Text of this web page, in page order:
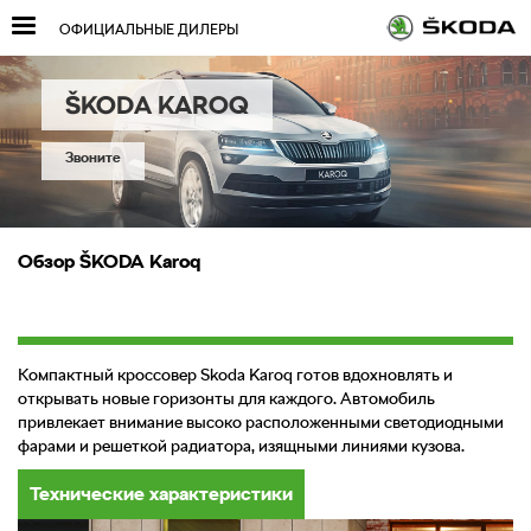
ОФИЦИАЛЬНЫЕ ДИЛЕРЫ
Skoda KAROQ
Звоните
Обзор SKODA Karoq
Компактный кроссовер Skoda Karoq готов вдохновлять и
открывать новые горизонты для каждого. Автомобиль
привлекает внимание высоко расположенными светодиодными
фарами и решеткой радиатора, изящными линиями кузова.
Технические характеристики